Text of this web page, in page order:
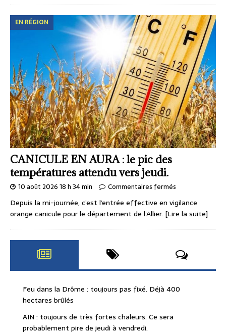
CANICULE EN AURA : le pic des
températures attendu vers jeudi.
EN RÉGION
10 août 2026 18 h 34 min Commentaires fermés
Depuis la mi-journée, c’est l’entrée effective en vigilance
orange canicule pour le département de l’Allier. [Lire la suite]
Feu dans la Drôme : toujours pas fixé. Déjà 400
hectares brûlés
AIN : toujours de très fortes chaleurs. Ce sera
probablement pire de jeudi à vendredi.